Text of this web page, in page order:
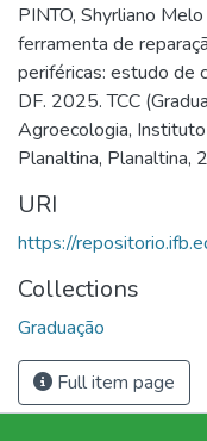
PINTO, Shyrliano
ferramenta de
periféricas: estudo de
DF. 2025. TCC
Agroecologia,
Planaltina, Planaltina,
URI
https://
Collections
Graduação
Full item page